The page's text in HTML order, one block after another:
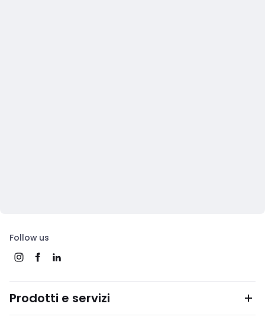
Follow us
Prodotti e servizi